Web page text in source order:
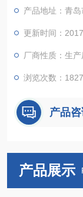
产品地址：青岛
更新时间：
厂商性质：生产
浏览次数：1827
产品咨
产品展示